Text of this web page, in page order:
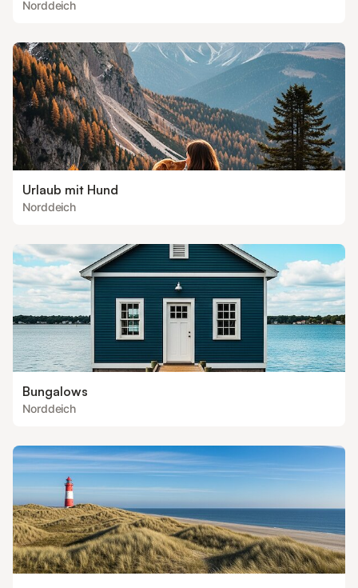
Norddeich
Urlaub mit Hund
Norddeich
Bungalows
Norddeich